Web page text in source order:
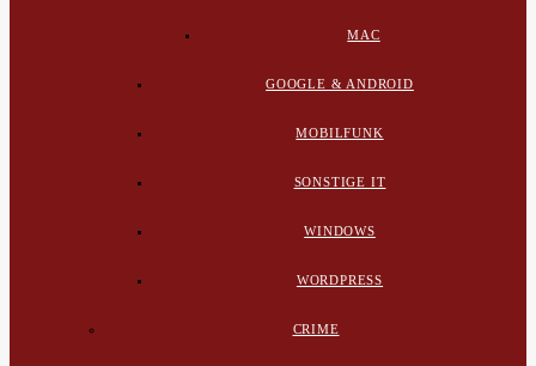
MAC
GOOGLE & ANDROID
MOBILFUNK
SONSTIGE IT
WINDOWS
WORDPRESS
CRIME